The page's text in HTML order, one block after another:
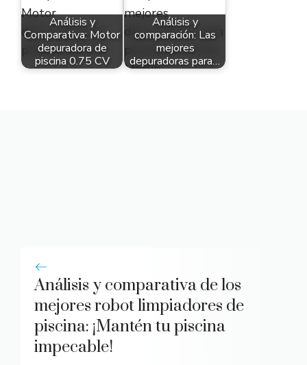
Análisis y
Comparativa: Motor
depuradora de
piscina 0.75 CV
Análisis y
comparación: Las
mejores
depuradoras para…
Análisis y comparativa de los
mejores robot limpiadores de
piscina: ¡Mantén tu piscina
impecable!